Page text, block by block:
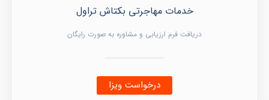
خدمات مهاجرتی بکتاش تراول
دریافت فرم ارزیابی و مشاوره به صورت رایگان
درخواست ویزا